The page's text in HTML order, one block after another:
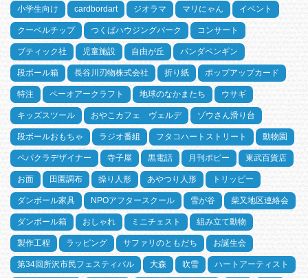
小学生向け cardbordart ジオラマ マリにゃん イベント
クーベルチップ つくばハウジングパーク コンサート
ブティック社 児童施設 自由が丘 パンダペンギン
段ボール箱 長谷川刃物株式会社 折り紙 ポップアップカード
特注 ペーオアークラフト 地球のなかまたち ウサギ
キッズスツール おやこカフェ ヴェルデ ゾウさん滑り台
段ボールおもちゃ ラジオ番組 フタコハートストリート 動物園
ペパクラデザイナー 寺子屋 黒電話 月刊ポピー 東武百貨店
お面 田園調布 操り人形 あやつり人形 トリッピー
ダンボール家具 NPOアフタースクール 雪が谷 柴又地区連絡会
ダンボール箱 おしゃれ ミニチェスト 組み立て動物
製作工程 ラッピング サファリのともだち お誕生会
第34回所沢市民フェスティバル 大森 吹雪 ハートアーティスト